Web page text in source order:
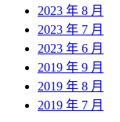
2023 年 8 月
2023 年 7 月
2023 年 6 月
2019 年 9 月
2019 年 8 月
2019 年 7 月